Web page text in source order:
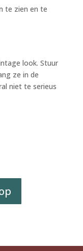
te zien en te
look. Stuur
ze in de
niet te serieus